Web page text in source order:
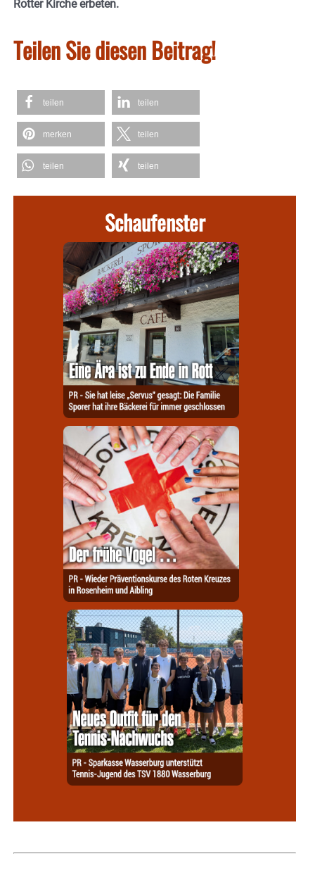
Rotter Kirche erbeten.
Teilen Sie diesen Beitrag!
teilen teilen
merken teilen
teilen teilen
Schaufenster